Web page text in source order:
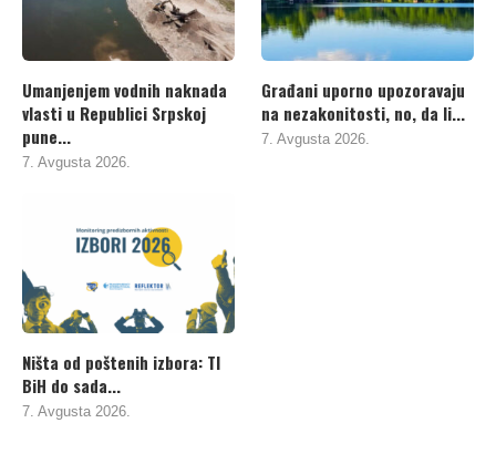
Umanjenjem vodnih naknada
vlasti u Republici Srpskoj
pune...
7. Avgusta 2026.
Građani uporno upozoravaju
na nezakonitosti, no, da li...
7. Avgusta 2026.
Ništa od poštenih izbora: TI
BiH do sada...
7. Avgusta 2026.